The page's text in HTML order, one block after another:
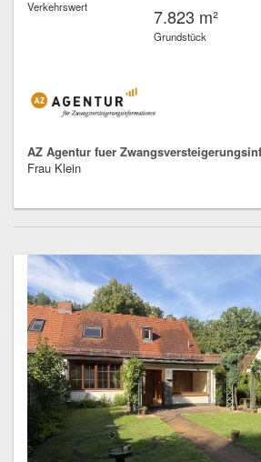
Verkehrswert 7.823 m²
Grundstück
AZ Agentur fuer
Frau Klein